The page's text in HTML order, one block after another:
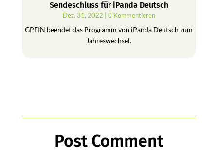
Sendeschluss für iPanda Deutsch
Dez. 31, 2022 | 0 Kommentieren
GPFIN beendet das Programm von iPanda Deutsch zum
Jahreswechsel.
Post Comment